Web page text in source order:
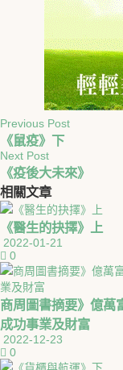
Previous Post
《鼠疫》下
Next Post
《疫後大未來》
相關文章
《醫生的抉擇》上
2022-01-21
0
商周圖書摘要》億萬
成功事業及財富
2022-12-23
0